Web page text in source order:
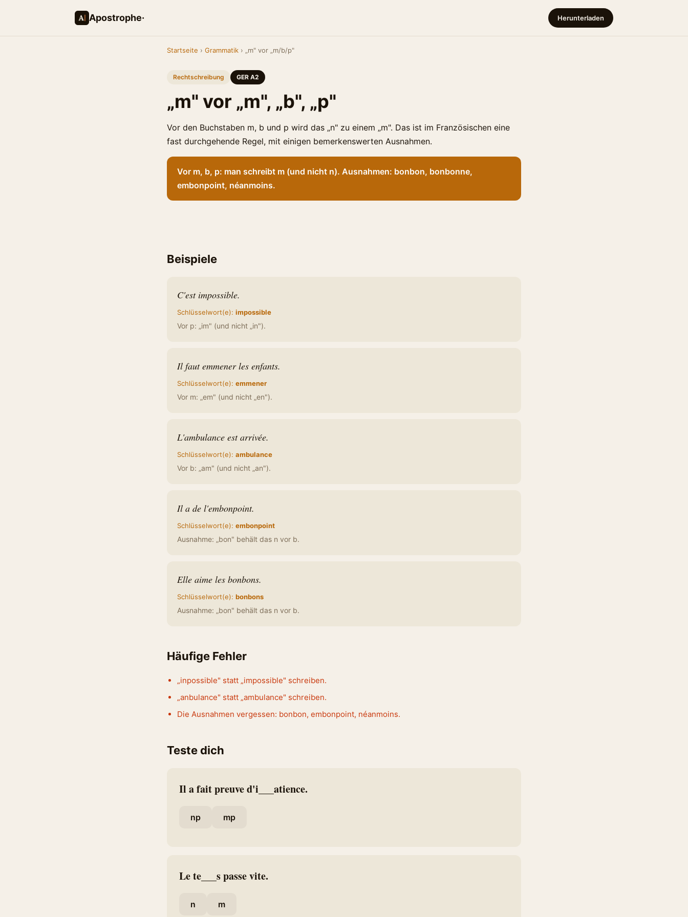
Apostrophe· Herunterladen
Startseite › Grammatik › „m" vor „m/b/p"
Rechtschreibung GER A2
„m" vor „m", „b", „p"
Vor den Buchstaben m, b und p wird das „n" zu einem „m". Das ist im Französischen eine
fast durchgehende Regel, mit einigen bemerkenswerten Ausnahmen.
Vor m, b, p: man schreibt m (und nicht n). Ausnahmen: bonbon, bonbonne,
embonpoint, néanmoins.
Beispiele
C'est impossible.
Schlüsselwort(e): impossible
Vor p: „im" (und nicht „in").
Il faut emmener les enfants.
Schlüsselwort(e): emmener
Vor m: „em" (und nicht „en").
L'ambulance est arrivée.
Schlüsselwort(e): ambulance
Vor b: „am" (und nicht „an").
Il a de l'embonpoint.
Schlüsselwort(e): embonpoint
Ausnahme: „bon" behält das n vor b.
Elle aime les bonbons.
Schlüsselwort(e): bonbons
Ausnahme: „bon" behält das n vor b.
Häufige Fehler
„inpossible" statt „impossible" schreiben.
„anbulance" statt „ambulance" schreiben.
Die Ausnahmen vergessen: bonbon, embonpoint, néanmoins.
Teste dich
Il a fait preuve d'i___atience.
np mp
Le te___s passe vite.
n m